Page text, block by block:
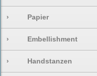
› Papier
› Embellishment
› Handstanzen